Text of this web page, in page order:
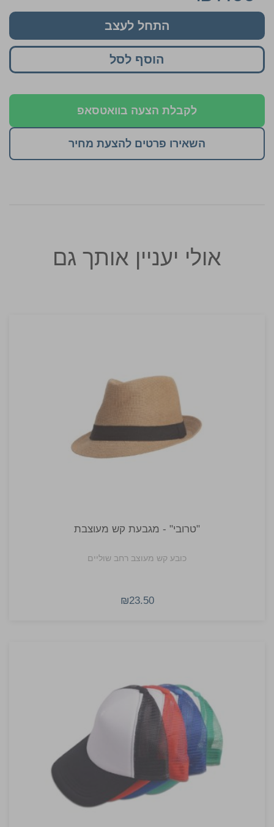
התחל לעצב
הוסף לסל
לקבלת הצעה בוואטסאפ
השאירו פרטים להצעת מחיר
אולי יעניין אותך גם
"טרובי" - מגבעת קש מעוצבת
כובע קש מעוצב רחב שוליים
₪23.50